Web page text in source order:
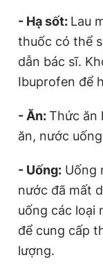
- Hạ sốt: Lau
thuốc có thể
dẫn bác sĩ.
Ibuprofen để
- Ăn:Thức ăn
ăn, nước
- Uống: Uống
nước đã mất
uống các loại
để cung cấp
lượng.